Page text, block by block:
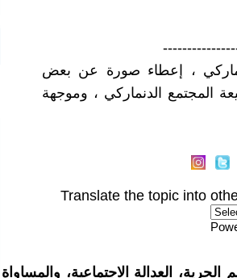
، إعطاء صورة عن بعض
المجتمع الدنماركي ، وموجهة
Translate the topic into
العدالة الاجتماعية، والمساواة